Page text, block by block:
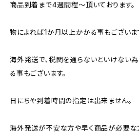
商品到着まで4週間程～頂いております。
物によれば1か月以上かかる事もございま
海外発送で、税関を通らないといけない
る事もございます。
日にちや到着時間の指定は出来ません。
海外発送が不安な方や早く商品が必要